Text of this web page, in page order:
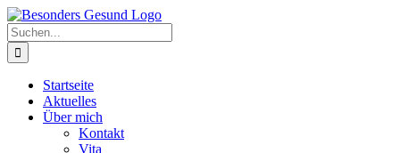
Zum
Inhalt
springen
Suche
nach:
Startseite
Aktuelles
Über mich
Kontakt
Vita